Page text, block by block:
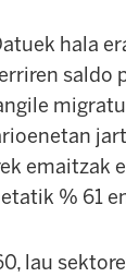
hala
emaitzak
% 61
lau